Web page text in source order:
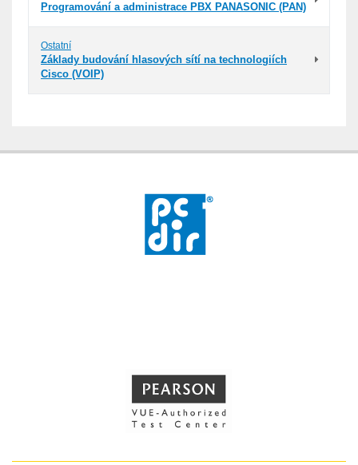
Programování a administrace PBX PANASONIC (PAN)
Ostatní
Základy budování hlasových sítí na technologiích
Cisco (VOIP)